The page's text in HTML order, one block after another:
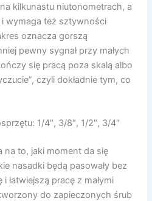
kilkunastu niutonometrach, a
i wymaga też sztywności
oznacza gorszą
pewny sygnał przy małych
się pracą poza skalą albo
czyli dokładnie tym, co
1/4″, 3/8″, 1/2″, 3/4″
na to, jaki moment da się
nasadki będą pasowały bez
łatwiejszą pracę z małymi
do zapieczonych śrub